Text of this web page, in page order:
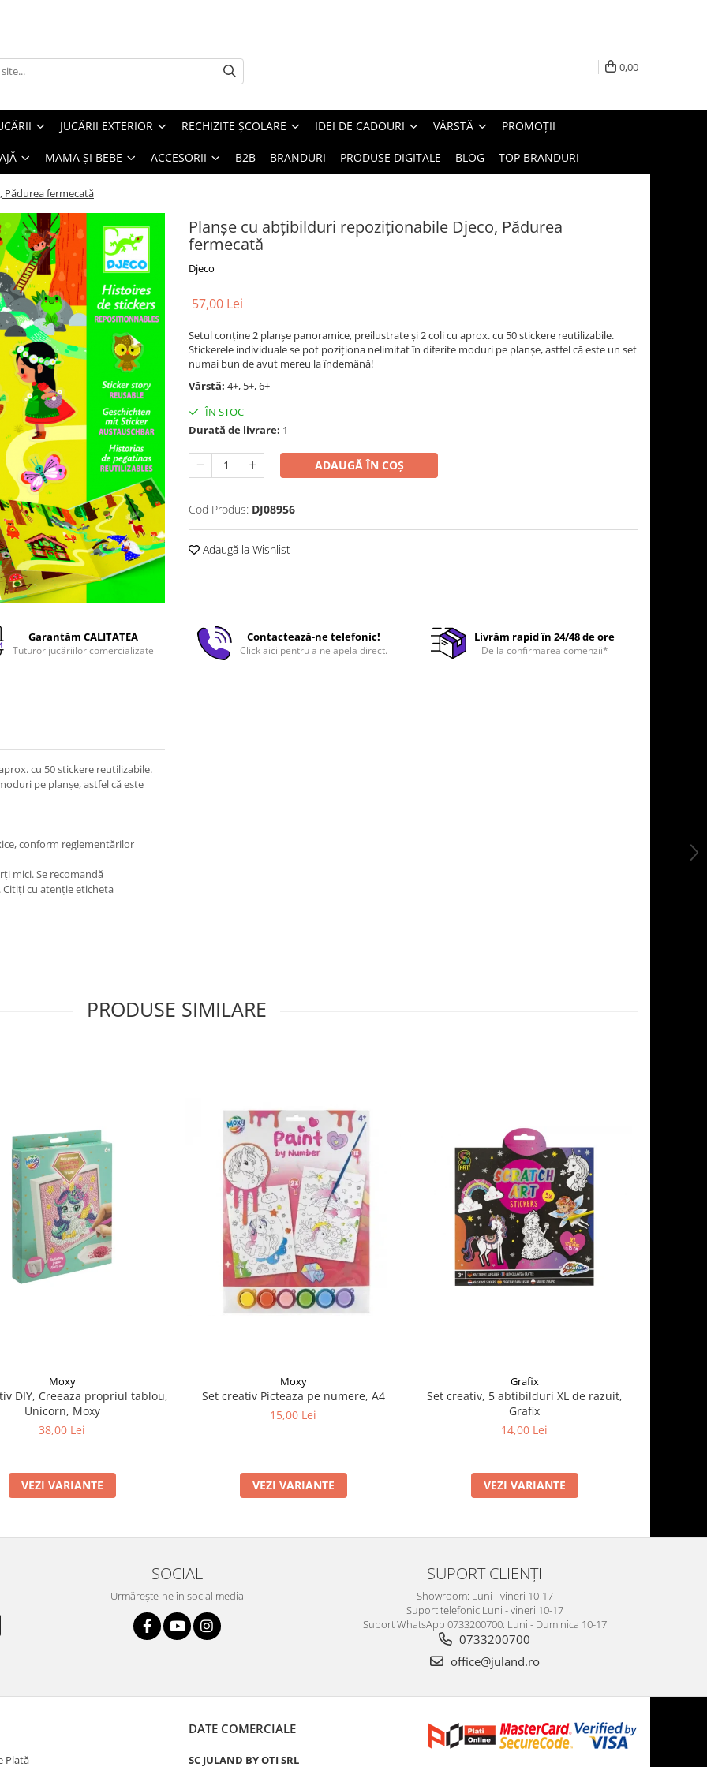
0,00
JUCĂRII EXTERIOR RECHIZITE ȘCOLARE IDEI DE CADOURI VÂRSTĂ PROMOȚII
MAMA ȘI BEBE ACCESORII B2B BRANDURI PRODUSE DIGITALE BLOG TOP BRANDURI
Pădurea fermecată
Planșe cu abțibilduri repoziționabile Djeco, Pădurea
fermecată
Djeco
57,00 Lei
Setul conține 2 planșe panoramice, preilustrate și 2 coli cu aprox. cu 50 stickere reutilizabile.
Stickerele individuale se pot poziționa nelimitat în diferite moduri pe planșe, astfel că este un set
numai bun de avut mereu la îndemână!
Vârstă: 4+, 5+, 6+
ÎN STOC
Durată de livrare: 1
ADAUGĂ ÎN COȘ
Cod Produs: DJ08956
Adaugă la Wishlist
Garantăm CALITATEA
Tuturor jucăriilor comercializate
Contactează-ne telefonic!
Click aici pentru a ne apela direct.
Livrăm rapid în 24/48 de ore
De la confirmarea comenzii*
cu 50 stickere reutilizabile.
pe planșe, astfel că este
conform reglementărilor
mici. Se recomandă
cu atenție eticheta
PRODUSE SIMILARE
Moxy
DIY, Creeaza propriul tablou,
Unicorn, Moxy
38,00 Lei
VEZI VARIANTE
Moxy
Set creativ Picteaza pe numere, A4
15,00 Lei
VEZI VARIANTE
Grafix
Set creativ, 5 abtibilduri XL de razuit,
Grafix
14,00 Lei
VEZI VARIANTE
SOCIAL
Urmărește-ne în social media
SUPORT CLIENȚI
Showroom: Luni - vineri 10-17
Suport telefonic Luni - vineri 10-17
Suport WhatsApp 0733200700: Luni - Duminica 10-17
0733200700
office@juland.ro
Plată
DATE COMERCIALE
SC JULAND BY OTI SRL